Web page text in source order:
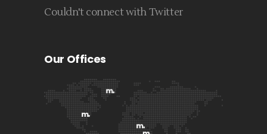
Couldn't connect with Twitter
Our Offices